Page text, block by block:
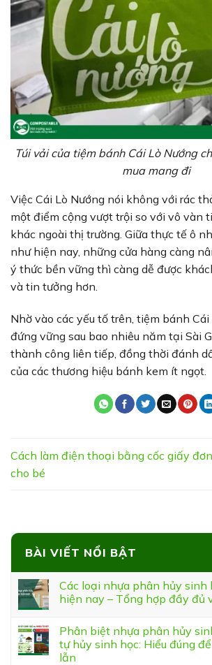
Túi vải của tiệm bánh Cái Lò Nướng
mua mang đi
Việc Cái Lò Nướng nói không với rác
một điểm cộng vượt trội so với vô vàn
khác ngoài thị trường. Giữa thực tế ô
như hiện nay, những cửa hàng càng
ý thức bền vững thì càng dễ được
và tin tưởng hơn.
Nhờ vào các yếu tố trên, tiệm bánh
đứng vững sau bao nhiêu năm tại Sài
thành công liên tiếp, đồng thời đánh
của các thương hiệu bánh kem ít ngọt.
Cách làm điện thoại bằng cốc giấy
cho bé
BÀI VIẾT NỔI BẬT
Các loại nhựa phân hủy sinh
hiện nay – Tổng hợp đầy đủ
Phân biệt nhựa phân hủy
tự hủy sinh học: Hiểu đúng
lẫn